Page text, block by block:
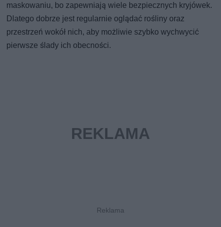
maskowaniu, bo zapewniają wiele bezpiecznych kryjówek.
Dlatego dobrze jest regularnie oglądać rośliny oraz
przestrzeń wokół nich, aby możliwie szybko wychwycić
pierwsze ślady ich obecności.